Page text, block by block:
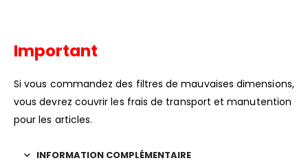
Important
Si vous commandez des filtres de mauvaises dimensions,
vous devrez couvrir les frais de transport et manutention
pour les articles.
INFORMATION COMPLÉMENTAIRE